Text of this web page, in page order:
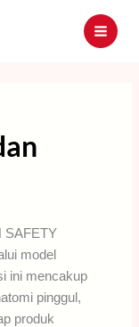
SAFETY
model
ini mencakup
pinggul,
produk